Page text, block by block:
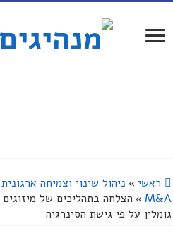
ראשי » ניהול שינוי וצמיחה ארגונית
M&A
» הצלחה בתהליכים של
גומלין על פי גישת הסינרגיה